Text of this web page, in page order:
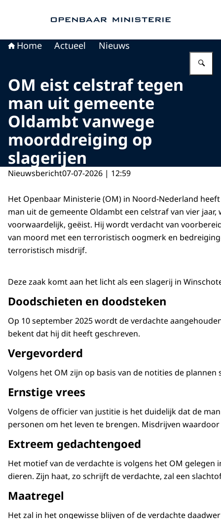
Home Actueel Nieuws
OM eist celstraf tegen
man uit gemeente
Oldambt vanwege
moorddreiging op
slagerijen
Nieuwsbericht07-07-2026 | 12:59
Het Openbaar Ministerie (OM) in Noord-Nederland
man uit de gemeente Oldambt een celstraf van vier jaar,
voorwaardelijk, geëist. Hij wordt verdacht van
van moord met een terroristisch oogmerk en
terroristisch misdrijf.
Deze zaak komt aan het licht als een slagerij in
Doodschieten en doodsteken
Op 10 september 2025 wordt de verdachte
bekent dat hij dit heeft geschreven.
Vergevorderd
Volgens het OM zijn op basis van de notities de
Ernstige vrees
Volgens de officier van justitie is het duidelijk dat de
personen om het leven te brengen. Misdrijven
Extreem gedachtengoed
Het motief van de verdachte is volgens het OM
dieren. Zijn haat, zo schrijft de verdachte, zal een
Maatregel
Het zal in het ongewisse blijven of de verdachte